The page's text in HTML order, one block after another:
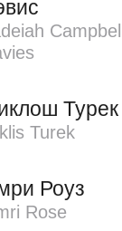
Турек
Turek
Роуз
Rose